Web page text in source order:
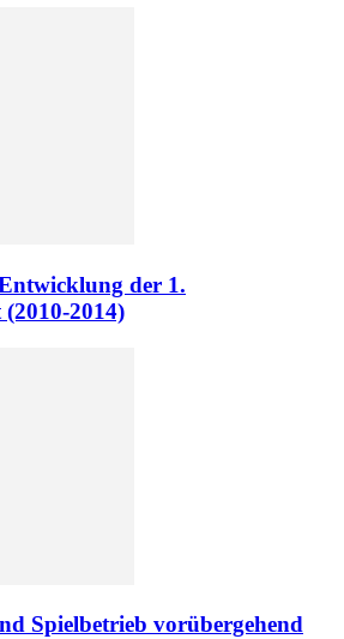
der 1.
2014)
Spielbetrieb vorübergehend